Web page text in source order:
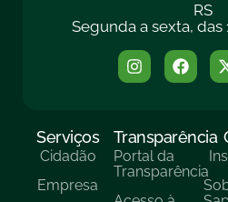
RS
Segunda a sexta, das
Serviços
Cidadão
Empresa
Transparência
Portal da
Transparência